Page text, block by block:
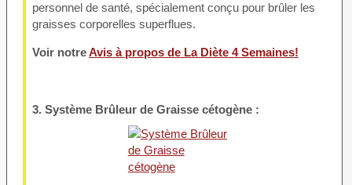
personnel de santé, spécialement conçu pour brûler les
graisses corporelles superflues.
Voir notreAvis à propos de La Diète 4 Semaines!
3. Système Brûleur de Graisse cétogène :